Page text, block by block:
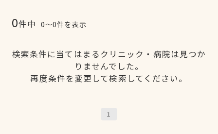
0件中 0〜0件を表示
検索条件に当てはまるクリニック・病院は見つか
りませんでした。
再度条件を変更して検索してください。
1